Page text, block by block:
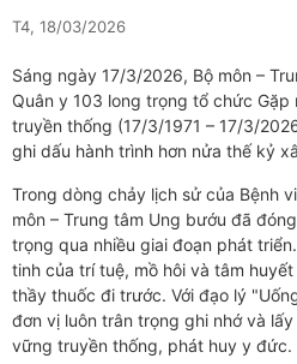
T4, 18/03/2026
Sáng ngày 17/3/2026, Bộ môn –
Quân y 103 long trọng tổ chức
truyền thống (17/3/1971 – 17/3/
ghi dấu hành trình hơn nửa thế kỷ
Trong dòng chảy lịch sử của Bệnh
môn – Trung tâm Ung bướu đã
trọng qua nhiều giai đoạn phát
tinh của trí tuệ, mồ hôi và tâm
thầy thuốc đi trước. Với đạo lý
đơn vị luôn trân trọng ghi nhớ và
vững truyền thống, phát huy y đức.